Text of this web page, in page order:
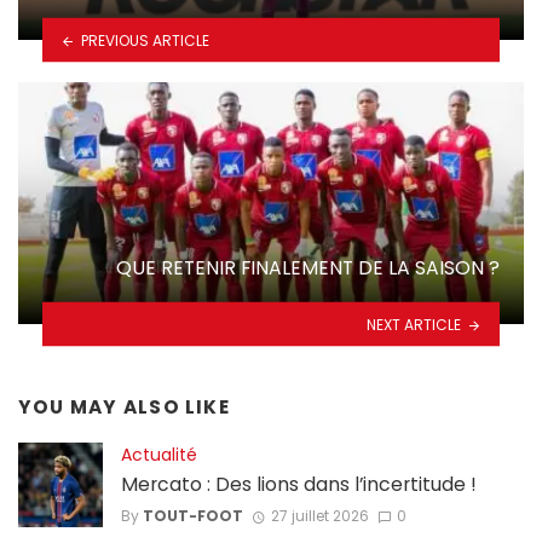
PREVIOUS ARTICLE
QUE RETENIR FINALEMENT DE LA SAISON ?
NEXT ARTICLE
YOU MAY ALSO LIKE
Actualité
Mercato : Des lions dans l’incertitude !
By TOUT-FOOT 27 juillet 2026 0